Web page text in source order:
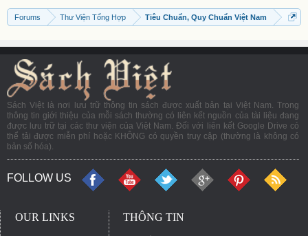
Forums Thư Viện Tổng Hợp Tiêu Chuẩn, Quy Chuẩn Việt Nam
Sách Việt là nơi lưu trữ thông tin sách được xuất bản tại Việt Nam. Trong
thông tin giới thiệu của mỗi sách thường có liên kết nguồn của tài liệu đang
được lưu trữ tại các thư viện của Việt Nam. Đối với liên kết Google Drive có
thể tải được miễn phí hoặc KHÔNG có quyền truy cập (thường là không có
bản số hóa).
FOLLOW US
OUR LINKS THÔNG TIN